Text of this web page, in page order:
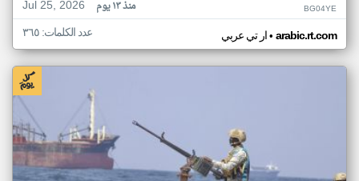
Jul 25, 2026
منذ ١٣ يوم BG04YE
ار تي عربي• arabic.rt.com عدد الكلمات: ٣٦٥